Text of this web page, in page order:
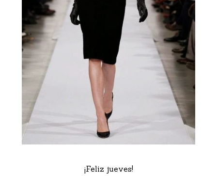
¡Feliz jueves!